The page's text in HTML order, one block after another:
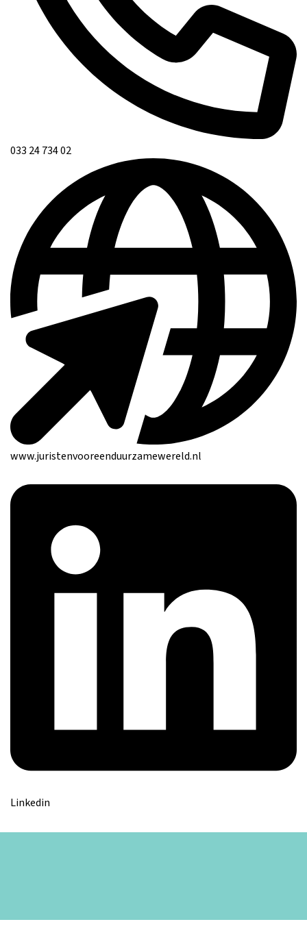
033 24 734 02
www.juristenvooreenduurzamewereld.nl
Linkedin